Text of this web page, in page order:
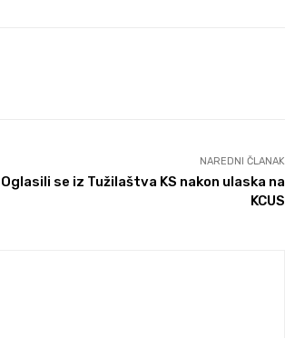
NAREDNI ČLANAK
Oglasili se iz Tužilaštva KS nakon ulaska na
KCUS